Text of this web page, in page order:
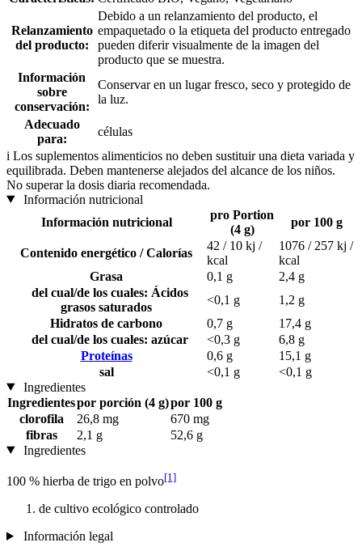
Relanzamiento
del producto:
Debido a un relanzamiento del producto, el
empaquetado o la etiqueta del producto entregado
pueden diferir visualmente de la imagen del
producto que se muestra.
Información
sobre
conservación:
Conservar en un lugar fresco, seco y protegido de
la luz.
Adecuado
para:
células
i Los suplementos alimenticios no deben sustituir una dieta variada y
equilibrada. Deben mantenerse alejados del alcance de los niños.
No superar la dosis diaria recomendada.
Información nutricional
Información nutricional
pro Portion
(4 g)
por 100 g
Contenido energético / Calorías
42 / 10 kj /
kcal
1076 / 257 kj /
kcal
Grasa
0,1 g
2,4 g
del cual/de los cuales: Ácidos
grasos saturados
<0,1 g
1,2 g
Hidratos de carbono
0,7 g
17,4 g
del cual/de los cuales: azúcar
<0,3 g
6,8 g
Proteínas
0,6 g
15,1 g
sal
<0,1 g
<0,1 g
Ingredientes
Ingredientespor porción (4 g)por 100 g
clorofila
26,8 mg
670 mg
fibras
2,1 g
52,6 g
Ingredientes
100 % hierba de trigo en polvo[1]
de cultivo ecológico controlado
Información legal